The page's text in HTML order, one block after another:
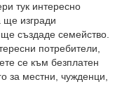
тук интересно
изгради
създаде семейство.
потребители,
се към безплатен
за местни, чужденци,